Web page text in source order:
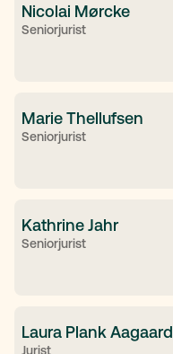
Nicolai Mørcke
Seniorjurist
Marie Thellufsen
Seniorjurist
Kathrine Jahr
Seniorjurist
Laura Plank Aagaard
Jurist